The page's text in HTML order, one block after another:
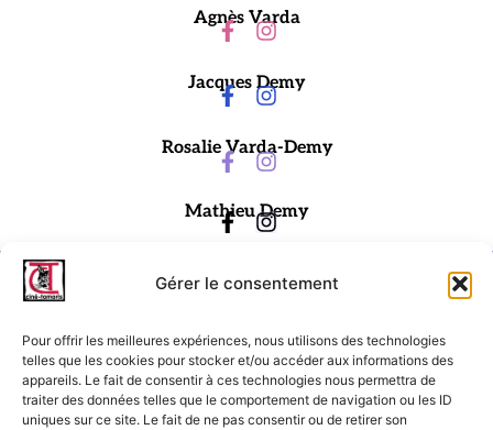
Gérer le consentement
Pour offrir les meilleures expériences, nous utilisons des technologies
telles que les cookies pour stocker et/ou accéder aux informations des
appareils. Le fait de consentir à ces technologies nous permettra de
traiter des données telles que le comportement de navigation ou les ID
uniques sur ce site. Le fait de ne pas consentir ou de retirer son
Agnès Varda
Jacques Demy
Rosalie Varda-Demy
Mathieu Demy
Ciné-Tamaris